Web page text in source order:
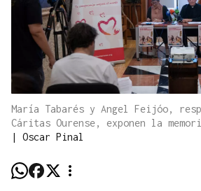
María Tabarés y Angel Feijóo,
Cáritas Ourense, exponen la
| Oscar Pinal